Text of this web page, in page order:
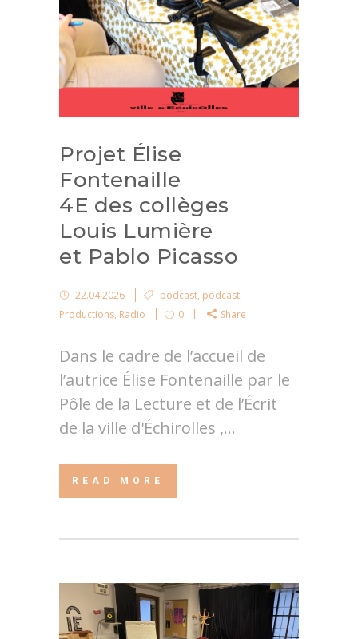
Projet Élise
Fontenaille
4E des collèges
Louis Lumière
et Pablo Picasso
22.04.2026 podcast, podcast,
Productions, Radio 0 Share
Dans le cadre de l’accueil de
l’autrice Élise Fontenaille par le
Pôle de la Lecture et de l’Écrit
de la ville d'Échirolles ,...
READ MORE